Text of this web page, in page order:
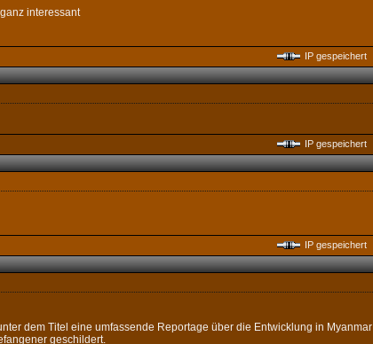
interessant
IP gespeichert
IP gespeichert
IP gespeichert
dem Titel eine umfassende Reportage über die Entwicklung in Myanmar
geschildert.